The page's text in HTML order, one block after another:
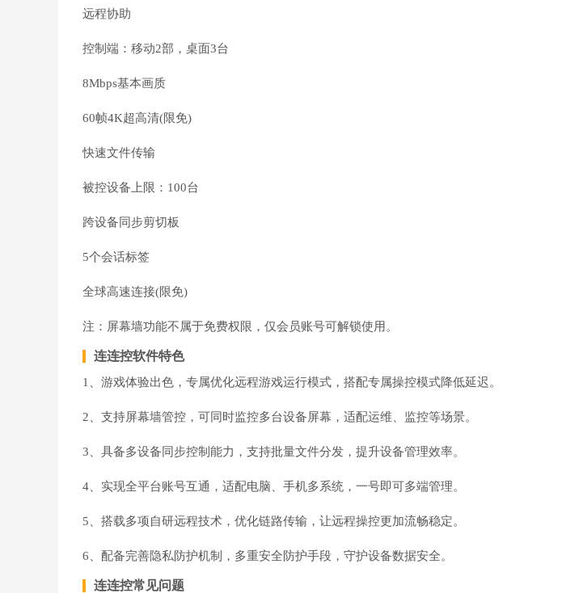
远程协助
控制端：移动2部，桌面3台
8Mbps基本画质
60帧4K超高清(限免)
快速文件传输
被控设备上限：100台
跨设备同步剪切板
5个会话标签
全球高速连接(限免)
注：屏幕墙功能不属于免费权限，仅会员账号可解锁使用。
连连控软件特色
1、游戏体验出色，专属优化远程游戏运行模式，搭配专属操控模式降低延迟。
2、支持屏幕墙管控，可同时监控多台设备屏幕，适配运维、监控等场景。
3、具备多设备同步控制能力，支持批量文件分发，提升设备管理效率。
4、实现全平台账号互通，适配电脑、手机多系统，一号即可多端管理。
5、搭载多项自研远程技术，优化链路传输，让远程操控更加流畅稳定。
6、配备完善隐私防护机制，多重安全防护手段，守护设备数据安全。
连连控常见问题